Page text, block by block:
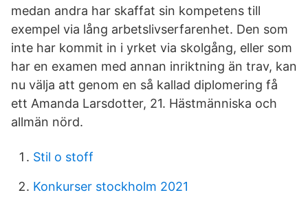
medan andra har skaffat sin kompetens till
exempel via lång arbetslivserfarenhet. Den som
inte har kommit in i yrket via skolgång, eller som
har en examen med annan inriktning än trav, kan
nu välja att genom en så kallad diplomering få
ett Amanda Larsdotter, 21. Hästmänniska och
allmän nörd.
Stil o stoff
Konkurser stockholm 2021